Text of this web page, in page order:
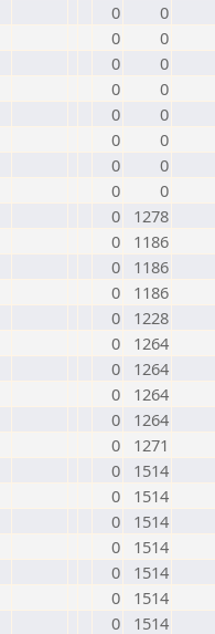
0
0
0
0
0
0
0
0
0
0
0
0
0
0
0
0
0
1278
0
1186
0
1186
0
1186
0
1228
0
1264
0
1264
0
1264
0
1264
0
1271
0
1514
0
1514
0
1514
0
1514
0
1514
0
1514
0
1514